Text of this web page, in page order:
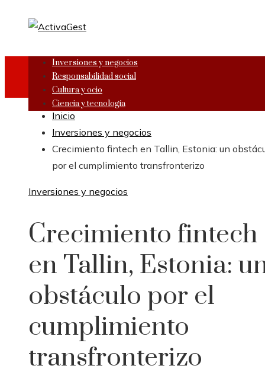
Inversiones y negocios
Responsabilidad social
Cultura y ocio
Ciencia y tecnología
Inicio
Inversiones y negocios
Crecimiento fintech en Tallin, Estonia: un
por el cumplimiento transfronterizo
Inversiones y negocios
Crecimiento fintech
en Tallin, Estonia:
obstáculo por el
cumplimiento
transfronterizo